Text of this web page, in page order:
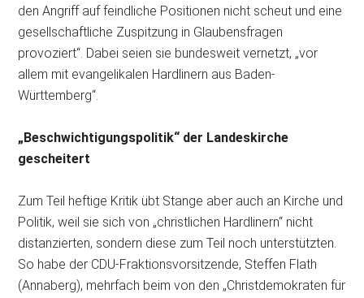
den Angriff auf feindliche Positionen nicht scheut und eine
gesellschaftliche Zuspitzung in Glaubensfragen
provoziert“. Dabei seien sie bundesweit vernetzt, „vor
allem mit evangelikalen Hardlinern aus Baden-
Württemberg“.
„Beschwichtigungspolitik“ der Landeskirche
gescheitert
Zum Teil heftige Kritik übt Stange aber auch an Kirche und
Politik, weil sie sich von „christlichen Hardlinern“ nicht
distanzierten, sondern diese zum Teil noch unterstützten.
So habe der CDU-Fraktionsvorsitzende, Steffen Flath
(Annaberg), mehrfach beim von den „Christdemokraten für